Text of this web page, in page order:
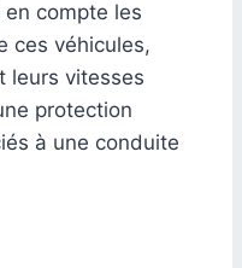
en compte les
ces véhicules,
leurs vitesses
protection
à une conduite